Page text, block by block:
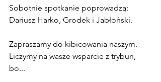
Sobotnie spotkanie poprowadzą:
Dariusz Harko, Grodek i Jabłoński.
Zapraszamy do kibicowania naszym.
Liczymy na wasze wsparcie z trybun,
bo...